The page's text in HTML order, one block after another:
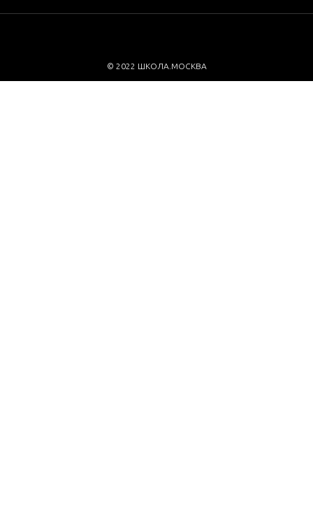
© 2022 ШКОЛА.МОСКВА